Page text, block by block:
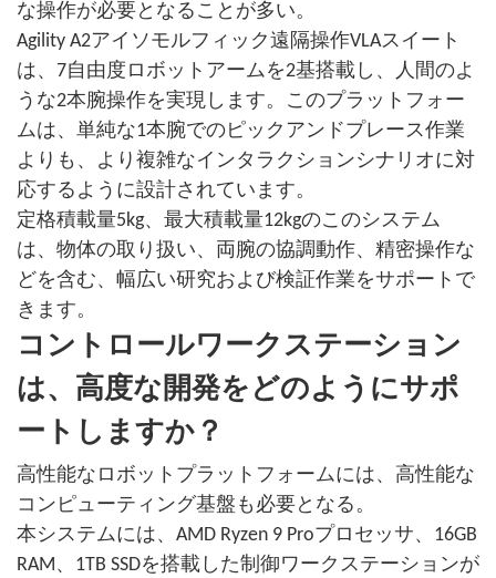
な操作が必要となることが多い。
Agility A2アイソモルフィック遠隔操作VLAスイート
は、7自由度ロボットアームを2基搭載し、人間のよ
うな2本腕操作を実現します。このプラットフォー
ムは、単純な1本腕でのピックアンドプレース作業
よりも、より複雑なインタラクションシナリオに対
応するように設計されています。
定格積載量5kg、最大積載量12kgのこのシステム
は、物体の取り扱い、両腕の協調動作、精密操作な
どを含む、幅広い研究および検証作業をサポートで
きます。
コントロールワークステーション
は、高度な開発をどのようにサポ
ートしますか？
高性能なロボットプラットフォームには、高性能な
コンピューティング基盤も必要となる。
本システムには、AMD Ryzen 9 Proプロセッサ、16GB
RAM、1TB SSDを搭載した制御ワークステーションが